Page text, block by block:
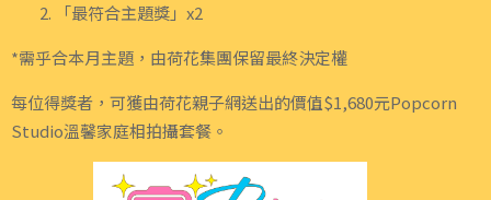
「最符合主題獎」x2
*需乎合本月主題，由荷花集團保留最終決定權
每位得獎者，可獲由荷花親子網送出的價值$1,680元Popcorn
Studio溫馨家庭相拍攝套餐。